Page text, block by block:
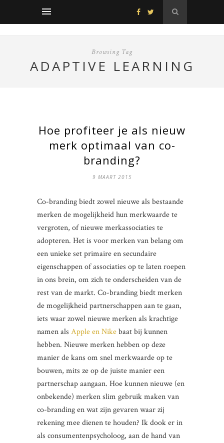
Browsing Tag
ADAPTIVE LEARNING
Hoe profiteer je als nieuw
merk optimaal van co-
branding?
9 MAART 2015
Co-branding biedt zowel nieuwe als bestaande
merken de mogelijkheid hun merkwaarde te
vergroten, of nieuwe merkassociaties te
adopteren. Het is voor merken van belang om
een unieke set primaire en secundaire
eigenschappen of associaties op te laten roepen
in ons brein, om zich te onderscheiden van de
rest van de markt. Co-branding biedt merken
de mogelijkheid partnerschappen aan te gaan,
iets waar zowel nieuwe merken als krachtige
namen als Apple en Nikebaat bij kunnen
hebben. Nieuwe merken hebben op deze
manier de kans om snel merkwaarde op te
bouwen, mits ze op de juiste manier een
partnerschap aangaan. Hoe kunnen nieuwe (en
onbekende) merken slim gebruik maken van
co-branding en wat zijn gevaren waar zij
rekening mee dienen te houden? Ik dook er in
als consumentenpsycholoog, aan de hand van